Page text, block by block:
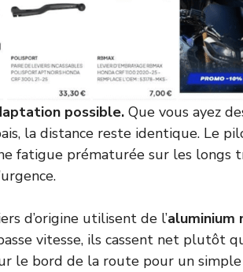
possible. Que vous ayez
la distance reste identique. Le
fatigue prématurée sur les longs
d’origine utilisent de l’aluminium
vitesse, ils cassent net plutôt
le bord de la route pour un